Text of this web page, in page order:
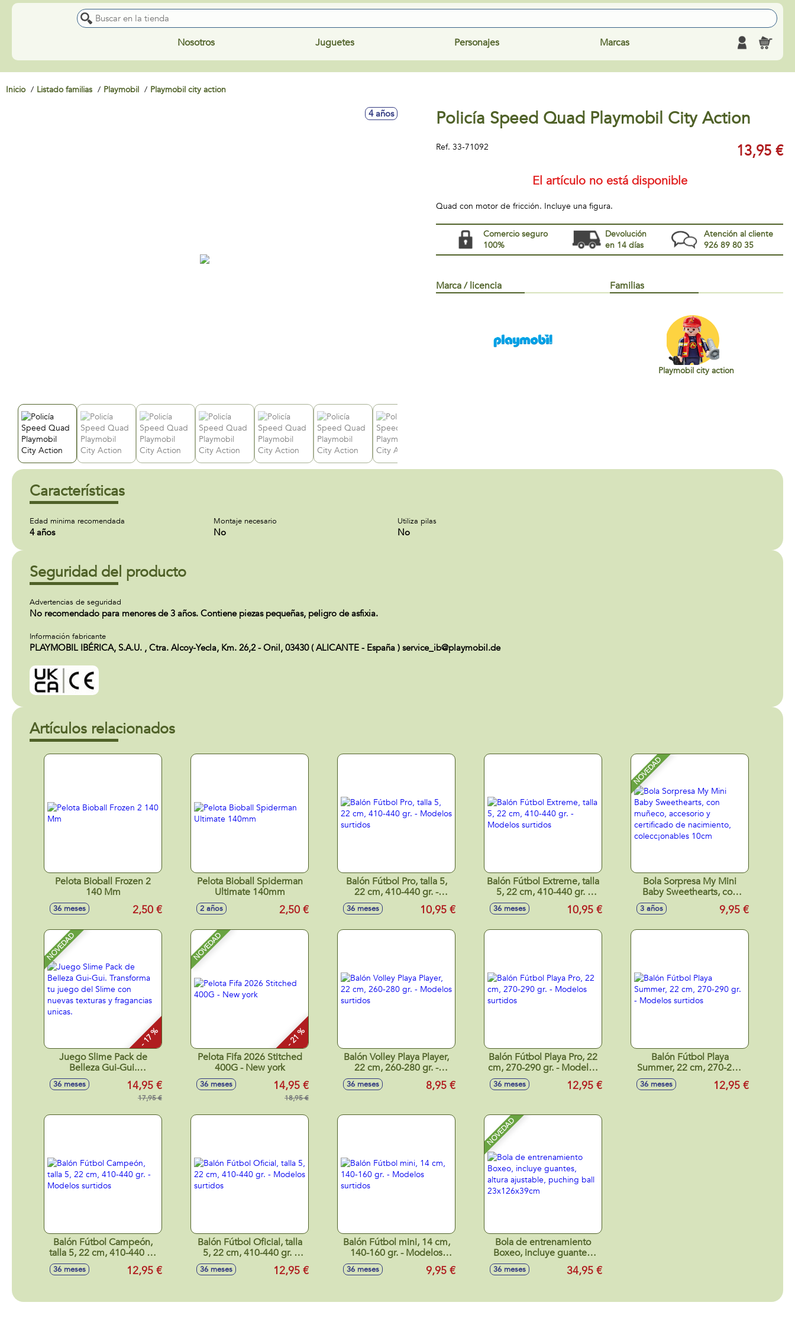
Nosotros Juguetes Personajes Marcas
Inicio Listado familias Playmobil Playmobil city action
4 años Policía Speed Quad Playmobil City Action
Ref. 33-71092 13,95 €
El artículo no está disponible
Quad con motor de fricción. Incluye una figura.
Comercio seguro
100%
Devolución
en 14 días
Atención al cliente
926 89 80 35
Marca / licencia Familias
Playmobil city action
Características
Edad minima recomendada
4 años
Montaje necesario
No
Utiliza pilas
No
Seguridad del producto
Advertencias de seguridad
No recomendado para menores de 3 años. Contiene piezas pequeñas, peligro de asfixia.
Información fabricante
PLAYMOBIL IBÉRICA, S.A.U. , Ctra. Alcoy-Yecla, Km. 26,2 - Onil, 03430 ( ALICANTE - España ) service_ib@playmobil.de
Artículos relacionados
Pelota Bioball Frozen 2
140 Mm
36 meses 2,50 €
Pelota Bioball Spiderman
Ultimate 140mm
2 años 2,50 €
Balón Fútbol Pro, talla 5,
22 cm, 410-440 gr. -
Modelos surtidos
36 meses 10,95 €
Balón Fútbol Extreme, talla
5, 22 cm, 410-440 gr. -
Modelos surtidos
36 meses 10,95 €
NOVEDAD
Bola Sorpresa My Mini
Baby Sweethearts, con
muñeco, accesorio y
certificado de nacimiento,
3 años 9,95 €
NOVEDAD
- 17 %
Juego Slime Pack de
Belleza Gui-Gui.
Transforma tu juego del
Slime con nuevas texturas
y fragancias unicas.
36 meses 14,95 €
17,95 €
NOVEDAD
- 21 %
Pelota Fifa 2026 Stitched
400G - New york
36 meses 14,95 €
18,95 €
Balón Volley Playa Player,
22 cm, 260-280 gr. -
Modelos surtidos
36 meses 8,95 €
Balón Fútbol Playa Pro, 22
cm, 270-290 gr. - Modelos
surtidos
36 meses 12,95 €
Balón Fútbol Playa
Summer, 22 cm, 270-290
gr. - Modelos surtidos
36 meses 12,95 €
Balón Fútbol Campeón,
talla 5, 22 cm, 410-440 gr.
- Modelos surtidos
36 meses 12,95 €
Balón Fútbol Oficial, talla
5, 22 cm, 410-440 gr. -
Modelos surtidos
36 meses 12,95 €
Balón Fútbol mini, 14 cm,
140-160 gr. - Modelos
surtidos
36 meses 9,95 €
NOVEDAD
Bola de entrenamiento
Boxeo, incluye guantes,
altura ajustable, puching
ball 23x126x39cm
36 meses 34,95 €